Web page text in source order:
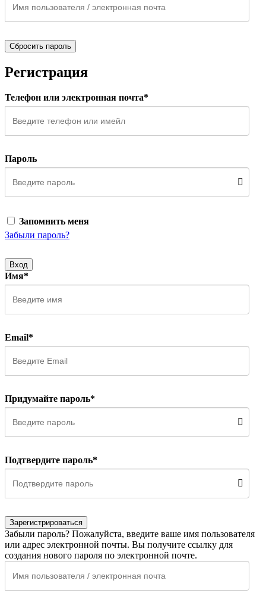
Сбросить пароль
Регистрация
Телефон или электронная почта*
Пароль
Запомнить меня
Забыли пароль?
Вход
Имя*
Email*
Придумайте пароль*
Подтвердите пароль*
Зарегистрироваться
Забыли пароль? Пожалуйста, введите ваше имя пользователя
или адрес электронной почты. Вы получите ссылку для
создания нового пароля по электронной почте.